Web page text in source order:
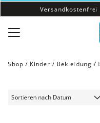
Versandkostenfrei
100% veganes &
Versandkostenfrei
Shop / Kinder / Bekleidung /